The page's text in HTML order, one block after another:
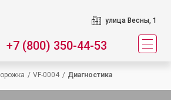
улица Весны, 1
+7 (800) 350-44-53
/ VF-0004 / Диагностика